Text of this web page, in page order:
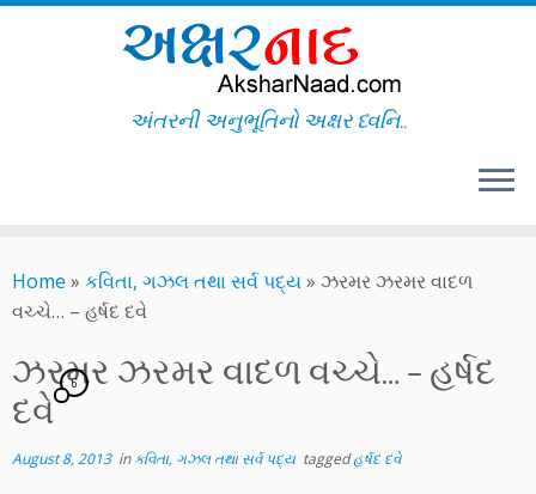
to
content
અંતરની અનુભૂતિનો અક્ષર ધ્વનિ..
Home » કવિતા, ગઝલ તથા સર્વ પદ્ય» ઝરમર ઝરમર વાદળ
વચ્ચે… – હર્ષદ દવે
ઝરમર ઝરમર વાદળ વચ્ચે… – હર્ષદ
દવે
6
August 8, 2013inકવિતા, ગઝલ તથા સર્વ પદ્ય taggedહર્ષદ દવે